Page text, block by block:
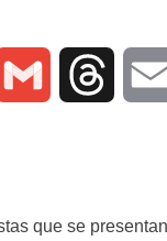
Gmail
que se